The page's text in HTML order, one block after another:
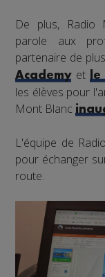
De plus, Radio
parole aux
partenaire de
Academyetle
les élèves pour
Mont Blanc
L'équipe de
pour échanger
route.